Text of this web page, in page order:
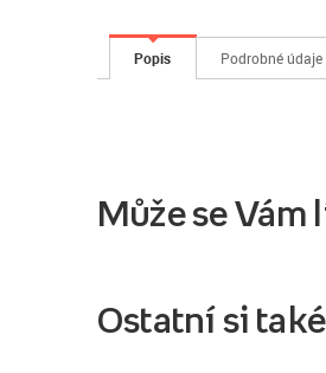
Popis Podrobné údaje
Může se Vám
Ostatní si